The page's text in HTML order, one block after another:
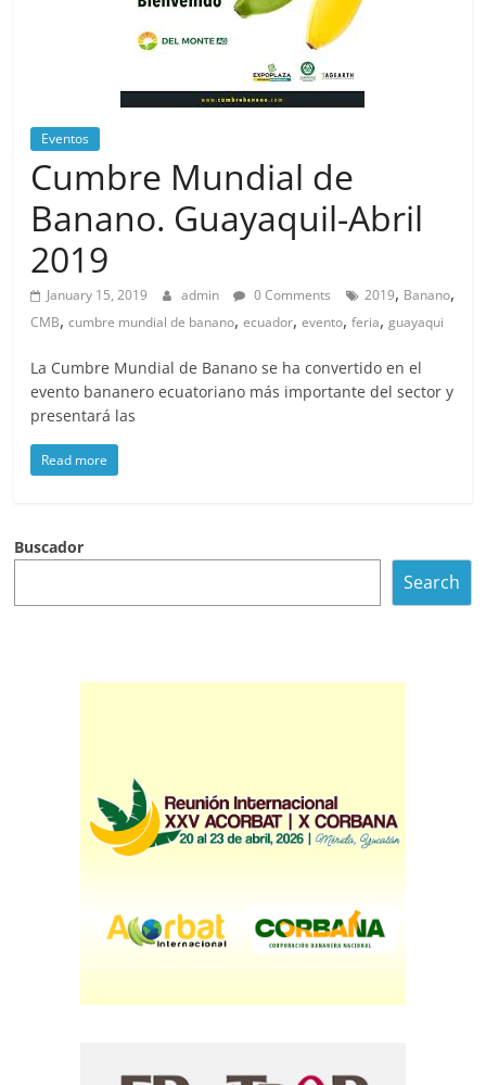
Eventos
Cumbre Mundial de
Banano. Guayaquil-Abril
2019
January 15, 2019 admin 0 Comments 2019, Banano,
CMB,cumbre mundial de banano,ecuador,evento,feria,guayaqui
La Cumbre Mundial de Banano se ha convertido en el
evento bananero ecuatoriano más importante del sector y
presentará las
Read more
Buscador
Search